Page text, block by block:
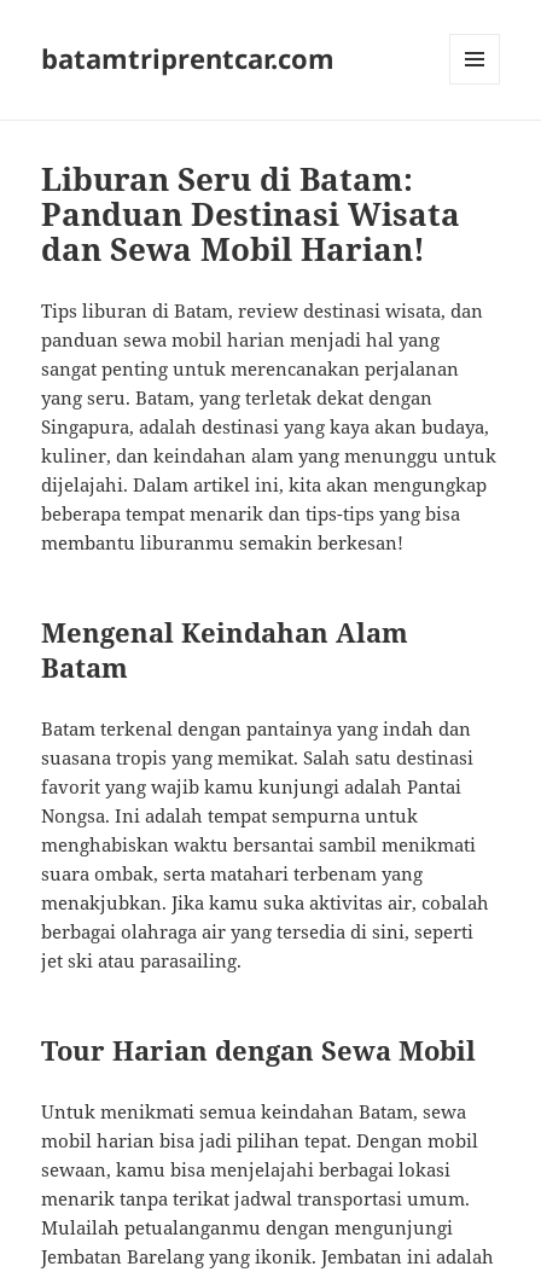
batamtriprentcar.com
Liburan Seru di Batam:
Panduan Destinasi Wisata
dan Sewa Mobil Harian!
Tips liburan di Batam, review destinasi wisata, dan
panduan sewa mobil harian menjadi hal yang
sangat penting untuk merencanakan perjalanan
yang seru. Batam, yang terletak dekat dengan
Singapura, adalah destinasi yang kaya akan budaya,
kuliner, dan keindahan alam yang menunggu untuk
dijelajahi. Dalam artikel ini, kita akan mengungkap
beberapa tempat menarik dan tips-tips yang bisa
membantu liburanmu semakin berkesan!
Mengenal Keindahan Alam
Batam
Batam terkenal dengan pantainya yang indah dan
suasana tropis yang memikat. Salah satu destinasi
favorit yang wajib kamu kunjungi adalah Pantai
Nongsa. Ini adalah tempat sempurna untuk
menghabiskan waktu bersantai sambil menikmati
suara ombak, serta matahari terbenam yang
menakjubkan. Jika kamu suka aktivitas air, cobalah
berbagai olahraga air yang tersedia di sini, seperti
jet ski atau parasailing.
Tour Harian dengan Sewa Mobil
Untuk menikmati semua keindahan Batam, sewa
mobil harian bisa jadi pilihan tepat. Dengan mobil
sewaan, kamu bisa menjelajahi berbagai lokasi
menarik tanpa terikat jadwal transportasi umum.
Mulailah petualanganmu dengan mengunjungi
Jembatan Barelang yang ikonik. Jembatan ini adalah